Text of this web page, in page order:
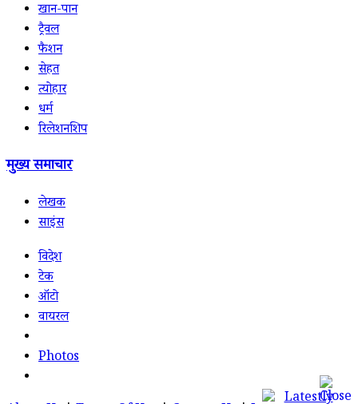
खान-पान
ट्रैवल
फैशन
सेहत
त्योहार
धर्म
रिलेशनशिप
मुख्य समाचार
लेखक
साइंस
विदेश
टेक
ऑटो
वायरल
Photos